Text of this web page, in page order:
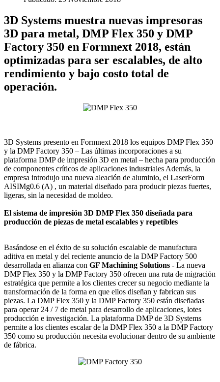
3D Systems muestra nuevas impresoras
3D para metal, DMP Flex 350 y DMP
Factory 350 en Formnext 2018, están
optimizadas para ser escalables, de alto
rendimiento y bajo costo total de
operación.
3D Systems presento en Formnext 2018 los equipos DMP Flex 350
y la DMP Factory 350 – Las últimas incorporaciones a su
plataforma DMP de impresión 3D en metal – hecha para producción
de componentes críticos de aplicaciones industriales Además, la
empresa introdujo una nueva aleación de aluminio, el LaserForm
AISIMg0.6 (A) , un material diseñado para producir piezas fuertes,
ligeras, sin la necesidad de moldeo.
El sistema de impresión 3D DMP Flex 350 diseñada para
producción de piezas de metal escalables y repetibles
Basándose en el éxito de su solución escalable de manufactura
aditiva en metal y del reciente anuncio de la DMP Factory 500
desarrollada en alianza con GF Machining Solutions - La nueva
DMP Flex 350 y la DMP Factory 350 ofrecen una ruta de migración
estratégica que permite a los clientes crecer su negocio mediante la
transformación de la forma en que ellos diseñan y fabrican sus
piezas. La DMP Flex 350 y la DMP Factory 350 están diseñadas
para operar 24 / 7 de metal para desarrollo de aplicaciones, lotes
producción e investigación. La plataforma DMP de 3D Systems
permite a los clientes escalar de la DMP Flex 350 a la DMP Factory
350 como su producción necesita evolucionar dentro de su ambiente
de fábrica.